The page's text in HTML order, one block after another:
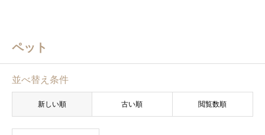
ペット
並べ替え条件
新しい順 古い順 閲覧数順